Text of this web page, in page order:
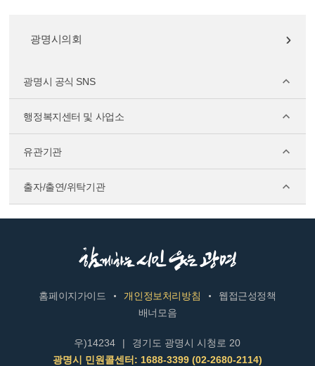
광명시의회
광명시 공식 SNS
행정복지센터 및 사업소
유관기관
출자/출연/위탁기관
홈페이지가이드 개인정보처리방침
웹접근성정책
배너모음
우)14234 |
경기도 광명시 시청로 20
광명시 민원콜센터: 1688-3399 (02-2680-2114)